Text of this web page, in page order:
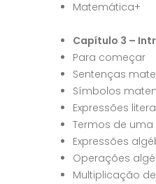
Matemática+
Capítulo 3 –
Para começar
Sentenças
Símbolos
Expressões
Termos de
Expressões
Operações
Multiplicação